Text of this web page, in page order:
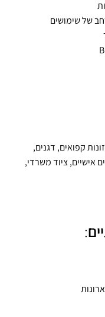
של שימושים
קפואים, דגנים,
אישיים, ציוד משרדי,
: